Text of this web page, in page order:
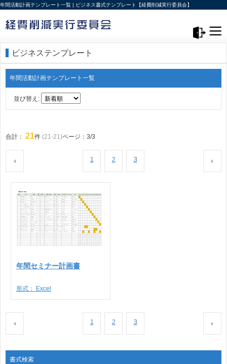
年間活動計画テンプレート一覧 | ビジネス書式テンプレート【経費削減実行委員会】
ビジネステンプレート
年間活動計画テンプレート一覧
並び替え:
合計： 21件 (21-21)ページ：3/3
1 2 3
年間セミナー計画書
形式： Excel
1 2 3
書式検索